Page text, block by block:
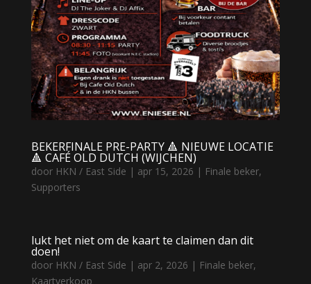
BEKERFINALE PRE-PARTY 🔺 NIEUWE LOCATIE
🔺 CAFÉ OLD DUTCH (WIJCHEN)
door HKN / East Side | apr 15, 2026 | Finale beker,
Supporters
lukt het niet om de kaart te claimen dan dit
doen!
door HKN / East Side | apr 2, 2026 | Finale beker,
Kaartverkoop